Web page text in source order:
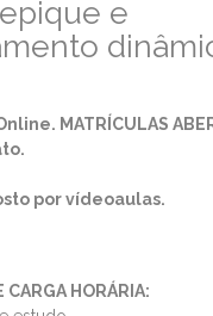
e
MATRÍCULAS
por vídeoaulas.
CARGA HORÁRIA: